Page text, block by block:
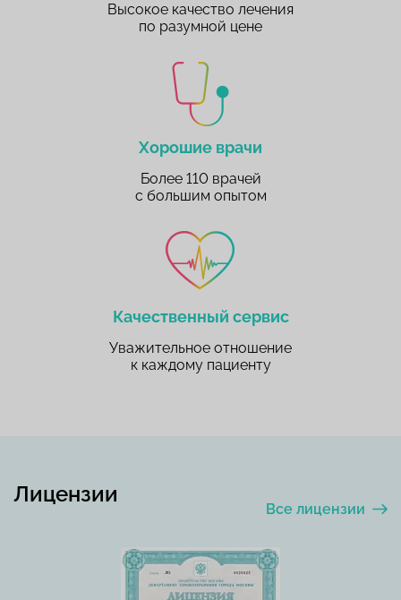
Высокое качество лечения
по разумной цене
Хорошие врачи
Более 110 врачей
с большим опытом
Качественный сервис
Уважительное отношение
к каждому пациенту
Лицензии
Все лицензии